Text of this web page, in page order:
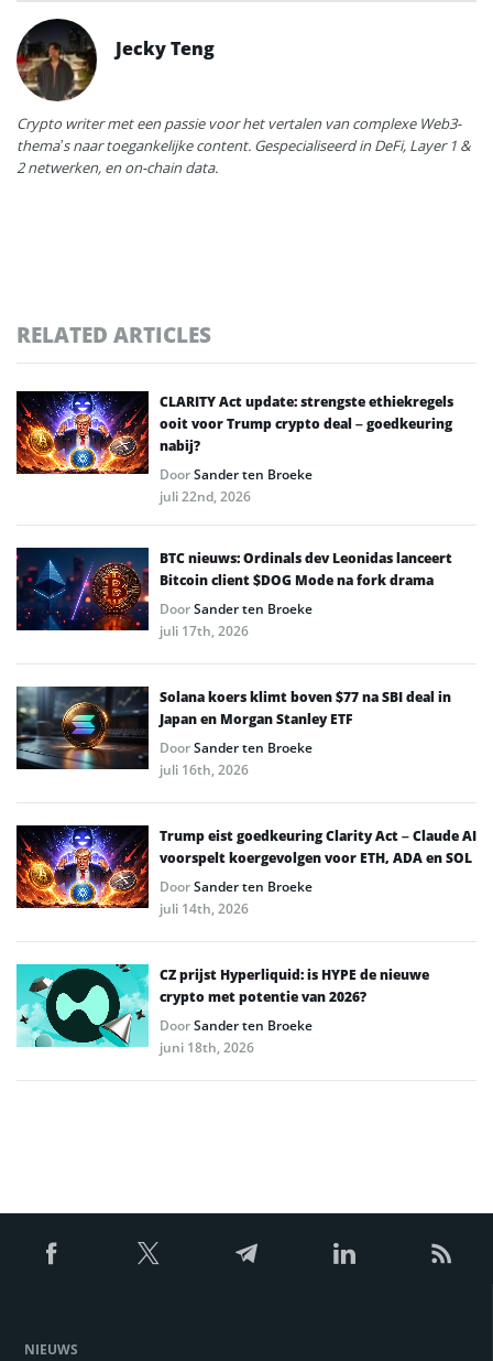
Jecky Teng
Crypto writer met een passie voor het vertalen van complexe Web3-
thema’s naar toegankelijke content. Gespecialiseerd in DeFi, Layer 1 &
2 netwerken, en on-chain data.
RELATED ARTICLES
CLARITY Act update: strengste ethiekregels
ooit voor Trump crypto deal – goedkeuring
nabij?
DoorSander ten Broeke
juli 22nd, 2026
BTC nieuws: Ordinals dev Leonidas lanceert
Bitcoin client $DOG Mode na fork drama
DoorSander ten Broeke
juli 17th, 2026
Solana koers klimt boven $77 na SBI deal in
Japan en Morgan Stanley ETF
DoorSander ten Broeke
juli 16th, 2026
Trump eist goedkeuring Clarity Act – Claude AI
voorspelt koergevolgen voor ETH, ADA en SOL
DoorSander ten Broeke
juli 14th, 2026
CZ prijst Hyperliquid: is HYPE de nieuwe
crypto met potentie van 2026?
DoorSander ten Broeke
juni 18th, 2026
NIEUWS